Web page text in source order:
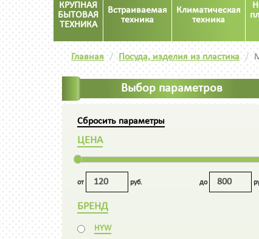
КРУПНАЯ
БЫТОВАЯ
ТЕХНИКА
Встраиваемая
техника
Климатическая
техника
Главная Посуда, изделия из пластика
Выбор параметров
Сбросить параметры
ЦЕНА
от руб. до
БРЕНД
HYW